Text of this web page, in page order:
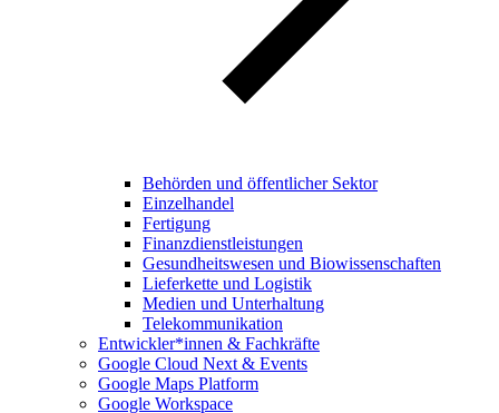
Behörden und öffentlicher Sektor
Einzelhandel
Fertigung
Finanzdienstleistungen
Gesundheitswesen und Biowissenschaften
Lieferkette und Logistik
Medien und Unterhaltung
Telekommunikation
Entwickler*innen & Fachkräfte
Google Cloud Next & Events
Google Maps Platform
Google Workspace